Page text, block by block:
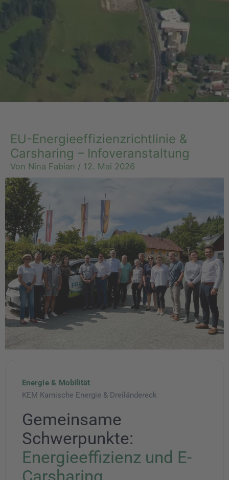
EU-Energieeffizienzrichtlinie &
Carsharing – Infoveranstaltung
Von Nina Fabian / 12. Mai 2026
Energie & Mobilität
KEM Karnische Energie & Dreiländereck
Gemeinsame
Schwerpunkte:
Energieeffizienz und E-